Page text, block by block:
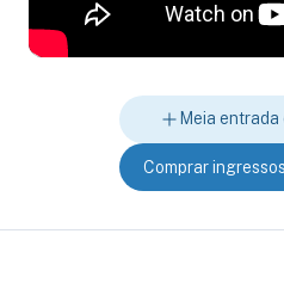
Meia
Comprar ingressos